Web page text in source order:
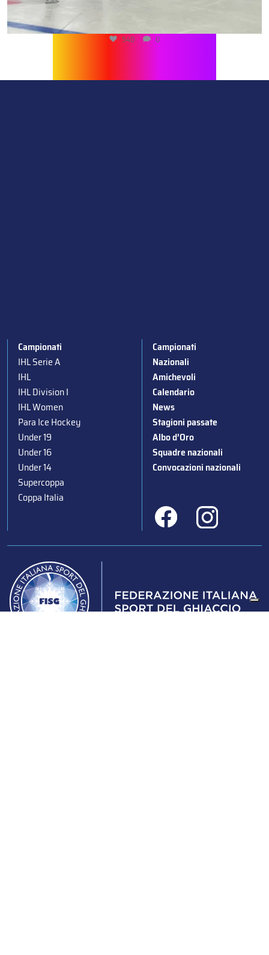
540 0
Campionati
IHL Serie A
IHL
IHL Division I
IHL Women
Para Ice Hockey
Under 19
Under 16
Under 14
Supercoppa
Coppa Italia
Campionati
Nazionali
Amichevoli
Calendario
News
Stagioni passate
Albo d’Oro
Squadre nazionali
Convocazioni nazionali